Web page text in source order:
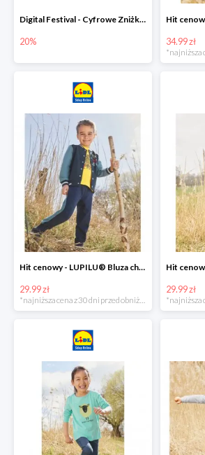
Digital Festival - Cyfrowe Zniżki Ubrania dla dzieci w Lidlu -20%
20% 34.99 zł
Hit cenowy - LUPILU® Bluza chłopięca w stylu college
29.99 zł
*najniższa cena z 30 dni przed obniżką
29.99 zł